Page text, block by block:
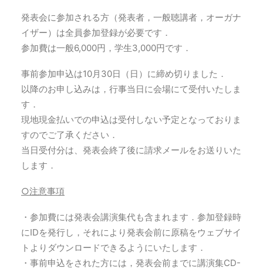
発表会に参加される方（発表者，一般聴講者，オーガナ
イザー）は全員参加登録が必要です．
参加費は一般6,000円，学生3,000円です．
事前参加申込は10月30日（日）に締め切りました．
以降のお申し込みは，行事当日に会場にて受付いたしま
す．
現地現金払いでの申込は受付しない予定となっておりま
すのでご了承ください．
当日受付分は、発表会終了後に請求メールをお送りいた
します．
○注意事項
・参加費には発表会講演集代も含まれます．参加登録時
にIDを発行し，それにより発表会前に原稿をウェブサイ
トよりダウンロードできるようにいたします．
・事前申込をされた方には，発表会前までに講演集CD-